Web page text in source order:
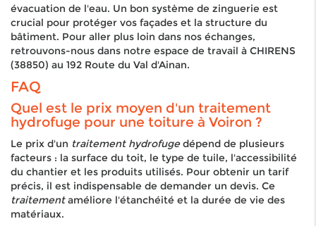
évacuation de l'eau. Un bon système de zinguerie est
crucial pour protéger vos façades et la structure du
bâtiment. Pour aller plus loin dans nos échanges,
retrouvons-nous dans notre espace de travail à CHIRENS
(38850) au 192 Route du Val d'Ainan.
FAQ
Quel est le prix moyen d'un traitement
hydrofuge pour une toiture à Voiron ?
Le prix d'un traitement hydrofugedépend de plusieurs
facteurs : la surface du toit, le type de tuile, l'accessibilité
du chantier et les produits utilisés. Pour obtenir un tarif
précis, il est indispensable de demander un devis. Ce
traitementaméliore l'étanchéité et la durée de vie des
matériaux.